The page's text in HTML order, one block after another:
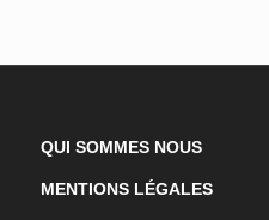
QUI SOMMES NOUS
MENTIONS LÉGALES